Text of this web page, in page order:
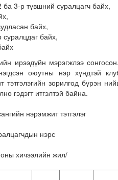
3-р түвшний суралцагч байх,
байх,
байх,
ирээдүйн мэрэгжлээ
оюутны нэр хүндтэй
тэтгэлэгийн зорилгод бүрэн
гэдэгт итгэлтэй байна.
нэрэмжит тэтгэлэг
нэрс
хичээлийн жил/